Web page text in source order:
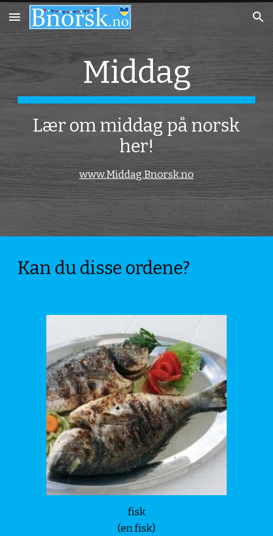
Skip to main content Skip to navigation
Middag
Lær om middag på norsk
her!
www.Middag.Bnorsk.no
Kan du disse ordene?
fisk
(en fisk)